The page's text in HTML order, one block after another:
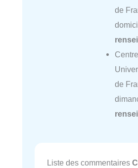
de
de
Liste des commentaires